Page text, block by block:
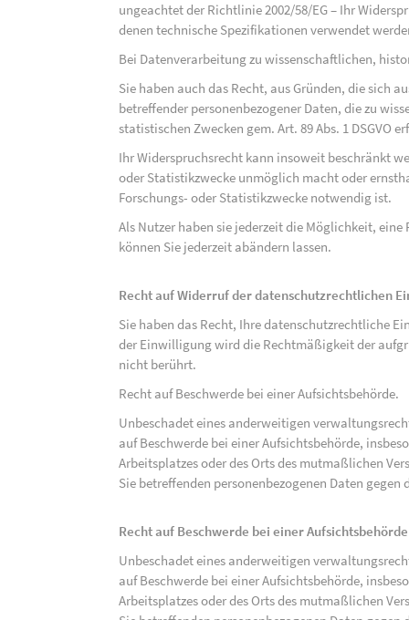
ungeachtet der Richtlinie 2002/58/EG – Ihr
denen technische Spezifikationen verwendet
Bei Datenverarbeitung zu wissenschaftlichen,
Sie haben auch das Recht, aus Gründen, die sich
betreffender personenbezogener Daten, die zu
statistischen Zwecken gem. Art. 89 Abs. 1 DSGVO
Ihr Widerspruchsrecht kann insoweit beschränkt
oder Statistikzwecke unmöglich macht oder
Forschungs- oder Statistikzwecke notwendig ist.
Als Nutzer haben sie jederzeit die Möglichkeit,
können Sie jederzeit abändern lassen.
Recht auf Widerruf der datenschutzrechtlichen
Sie haben das Recht, Ihre datenschutzrechtliche
der Einwilligung wird die Rechtmäßigkeit der
nicht berührt.
Recht auf Beschwerde bei einer Aufsichtsbehörde.
Unbeschadet eines anderweitigen
auf Beschwerde bei einer Aufsichtsbehörde,
Arbeitsplatzes oder des Orts des mutmaßlichen
Sie betreffenden personenbezogenen Daten gegen
Recht auf Beschwerde bei einer Aufsichtsbehörde
Unbeschadet eines anderweitigen
auf Beschwerde bei einer Aufsichtsbehörde,
Arbeitsplatzes oder des Orts des mutmaßlichen